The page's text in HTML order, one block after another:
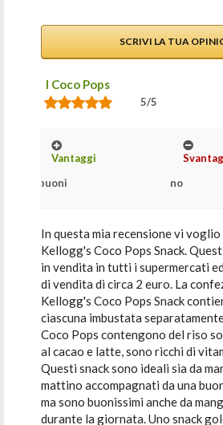
SCRIVI LA TUA
I Coco Pops
5/5
Vantaggi
buoni
no
In questa mia recensione vi
Kellogg's Coco Pops Snack.
in vendita in tutti i supermercati
di vendita di circa 2 euro. La
Kellogg's Coco Pops Snack
ciascuna imbustata
Coco Pops contengono del riso
al cacao e latte, sono ricchi di
Questi snack sono ideali sia da
mattino accompagnati da una
ma sono buonissimi anche da
durante la giornata. Uno snack